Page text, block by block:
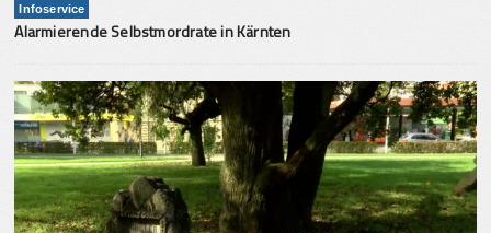
Infoservice
Alarmierende Selbstmordrate in Kärnten